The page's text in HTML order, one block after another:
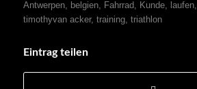
Antwerpen, belgien, Fahrrad, Kunde, laufen,
timothyvan acker, training, triathlon
Eintrag teilen